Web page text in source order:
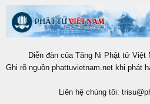
Diễn đàn của Tăng Ni Phật tử Việt
Ghi rõ nguồn phattuvietnam.net khi phát
Liên hệ chúng tôi: